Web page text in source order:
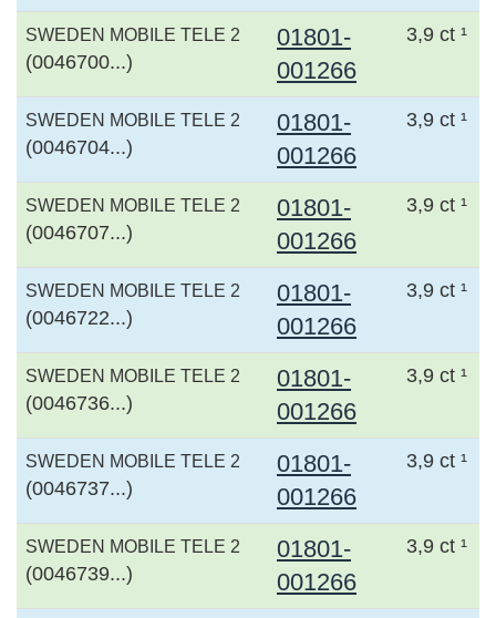
SWEDEN MOBILE TELE 2
(0046700...)
01801-
001266
3,9 ct ¹
SWEDEN MOBILE TELE 2
(0046704...)
01801-
001266
3,9 ct ¹
SWEDEN MOBILE TELE 2
(0046707...)
01801-
001266
3,9 ct ¹
SWEDEN MOBILE TELE 2
(0046722...)
01801-
001266
3,9 ct ¹
SWEDEN MOBILE TELE 2
(0046736...)
01801-
001266
3,9 ct ¹
SWEDEN MOBILE TELE 2
(0046737...)
01801-
001266
3,9 ct ¹
SWEDEN MOBILE TELE 2
(0046739...)
01801-
001266
3,9 ct ¹